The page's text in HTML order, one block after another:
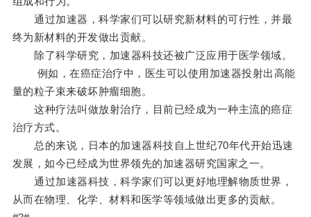
通过加速器，科学家们可以研究新材料的可行性，并最
终为新材料的开发做出贡献。
除了科学研究，加速器科技还被广泛应用于医学领域。
例如，在癌症治疗中，医生可以使用加速器投射出高能
量的粒子束来破坏肿瘤细胞。
这种疗法叫做放射治疗，目前已经成为一种主流的癌症
治疗方式。
总的来说，日本的加速器科技自上世纪70年代开始迅速
发展，如今已经成为世界领先的加速器研究国家之一。
通过加速器科技，科学家们可以更好地理解物质世界，
从而在物理、化学、材料和医学等领域做出更多的贡献。